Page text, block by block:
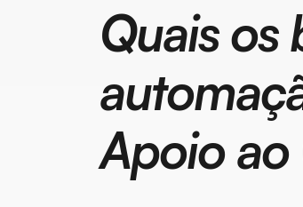
Quais os
Apoio